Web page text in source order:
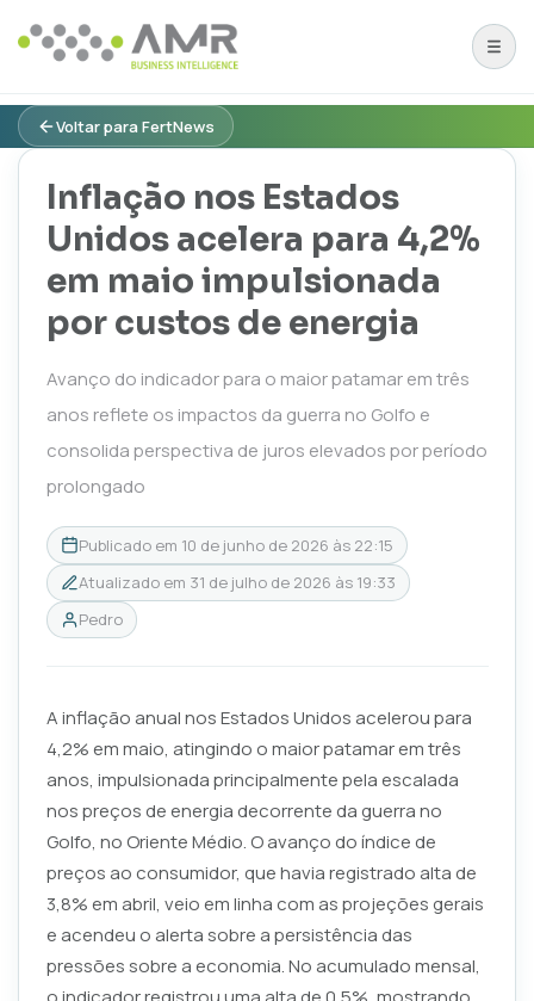
Voltar para FertNews
Inflação nos Estados
Unidos acelera para 4,2%
em maio impulsionada
por custos de energia
Avanço do indicador para o maior patamar em três
anos reflete os impactos da guerra no Golfo e
consolida perspectiva de juros elevados por período
prolongado
Publicado em 10 de junho de 2026 às 22:15
Atualizado em 31 de julho de 2026 às 19:33
Pedro
A inflação anual nos Estados Unidos acelerou para
4,2% em maio, atingindo o maior patamar em três
anos, impulsionada principalmente pela escalada
nos preços de energia decorrente da guerra no
Golfo, no Oriente Médio. O avanço do índice de
preços ao consumidor, que havia registrado alta de
3,8% em abril, veio em linha com as projeções gerais
e acendeu o alerta sobre a persistência das
pressões sobre a economia. No acumulado mensal,